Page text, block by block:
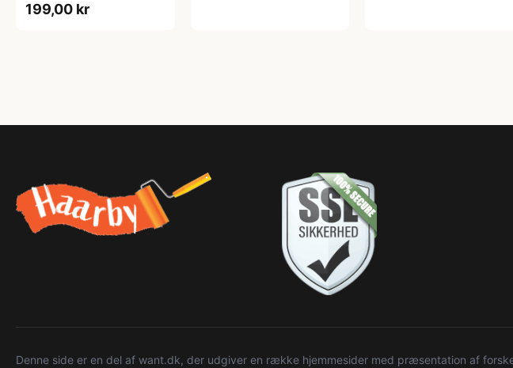
199,00 kr
Denne side er en del af want.dk, der udgiver en række hjemmesider med præsentation af